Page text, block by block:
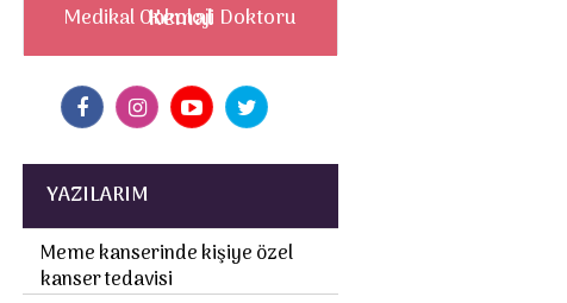
Kemal
Medikal Onkoloji Doktoru
YAZILARIM
Meme kanserinde kişiye özel
kanser tedavisi